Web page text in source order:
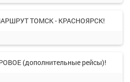
ТОМСК - КРАСНОЯРСК!
(дополнительные рейсы)!